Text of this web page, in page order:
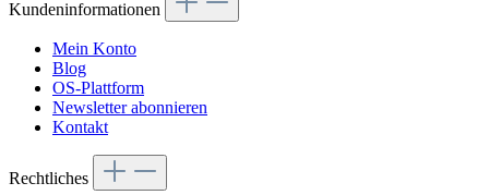
Kundeninformationen
Mein Konto
Blog
OS-Plattform
Newsletter abonnieren
Kontakt
Rechtliches